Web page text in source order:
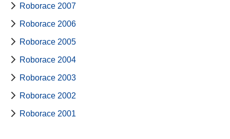
Roborace 2007
Roborace 2006
Roborace 2005
Roborace 2004
Roborace 2003
Roborace 2002
Roborace 2001